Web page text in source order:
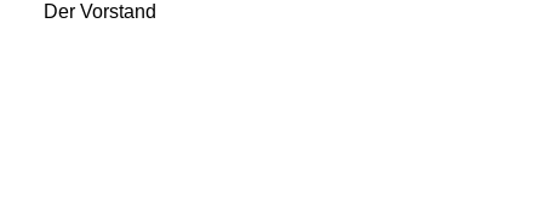
Der Vorstand